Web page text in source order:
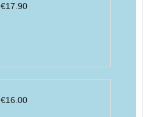
€17.90
€16.00